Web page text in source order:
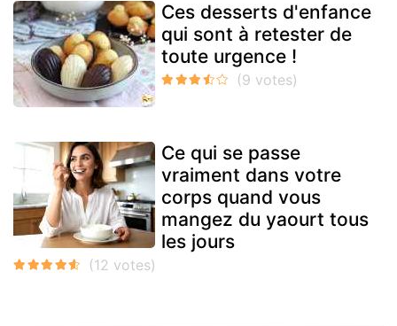
Ces desserts d'enfance
qui sont à retester de
toute urgence !
Ce qui se passe
vraiment dans votre
corps quand vous
mangez du yaourt tous
les jours